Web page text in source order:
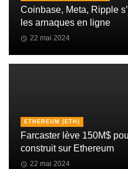
Coinbase, Meta, Ripple
les arnaques en ligne
22 mai 2024
ETHEREUM (ETH)
Farcaster lève 150M$
construit sur Ethereum
22 mai 2024